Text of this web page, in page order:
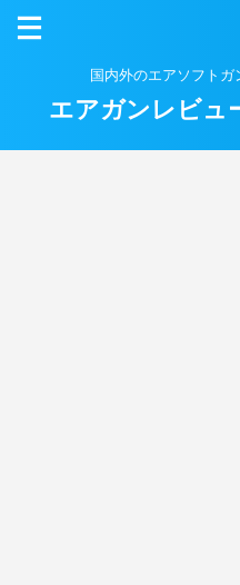
国内外のエアソフト
エアガンレビュ